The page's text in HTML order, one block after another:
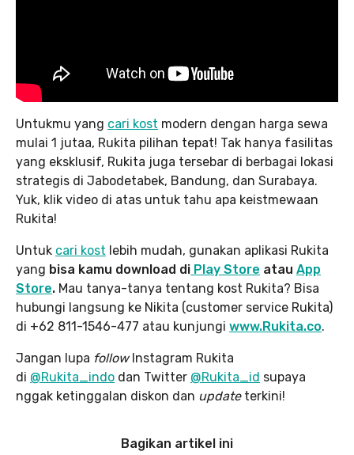
Untukmu yang cari kost modern dengan harga sewa
mulai 1 jutaa, Rukita pilihan tepat! Tak hanya fasilitas
yang eksklusif, Rukita juga tersebar di berbagai lokasi
strategis di Jabodetabek, Bandung, dan Surabaya.
Yuk, klik video di atas untuk tahu apa keistmewaan
Rukita!
Untuk cari kost lebih mudah, gunakan aplikasi Rukita
yang bisa kamu download di Play Store atau App
Store. Mau tanya-tanya tentang kost Rukita? Bisa
hubungi langsung ke Nikita (customer service Rukita)
di +62 811-1546-477 atau kunjungi www.Rukita.co.
Jangan lupa followInstagram Rukita
di @Rukita_indo dan Twitter @Rukita_id supaya
nggak ketinggalan diskon dan update terkini!
Bagikan artikel ini